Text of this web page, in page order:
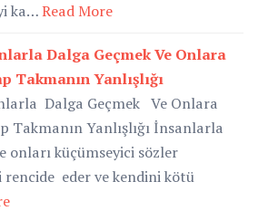
ka…Read More
Dalga Geçmek Ve Onlara
Takmanın Yanlışlığı
Dalga Geçmek Ve Onlara
Takmanın Yanlışlığı İnsanlarla
onları küçümseyici sözler
eder ve kendini kötü